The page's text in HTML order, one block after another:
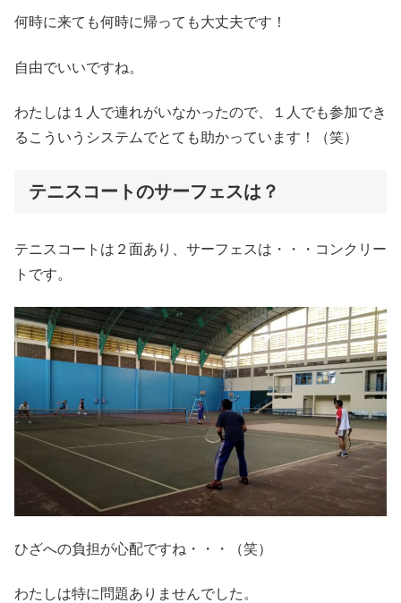
何時に来ても何時に帰っても大丈夫です！
自由でいいですね。
わたしは１人で連れがいなかったので、１人でも参加でき
るこういうシステムでとても助かっています！（笑）
テニスコートのサーフェスは？
テニスコートは２面あり、サーフェスは・・・コンクリー
トです。
ひざへの負担が心配ですね・・・（笑）
わたしは特に問題ありませんでした。